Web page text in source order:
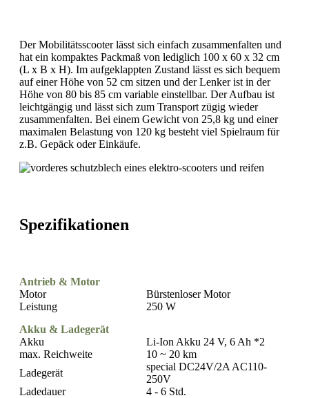
Der Mobilitätsscooter lässt sich einfach zusammenfalten und
hat ein kompaktes Packmaß von lediglich 100 x 60 x 32 cm
(L x B x H). Im aufgeklappten Zustand lässt es sich bequem
auf einer Höhe von 52 cm sitzen und der Lenker ist in der
Höhe von 80 bis 85 cm variable einstellbar. Der Aufbau ist
leichtgängig und lässt sich zum Transport zügig wieder
zusammenfalten. Bei einem Gewicht von 25,8 kg und einer
maximalen Belastung von 120 kg besteht viel Spielraum für
z.B. Gepäck oder Einkäufe.
Spezifikationen
Antrieb & Motor
Motor
Bürstenloser Motor
Leistung
250 W
Akku & Ladegerät
Akku
Li-Ion Akku 24 V, 6 Ah *2
max. Reichweite
10 ~ 20 km
Ladegerät
special DC24V/2A AC110-
250V
Ladedauer
4 - 6 Std.